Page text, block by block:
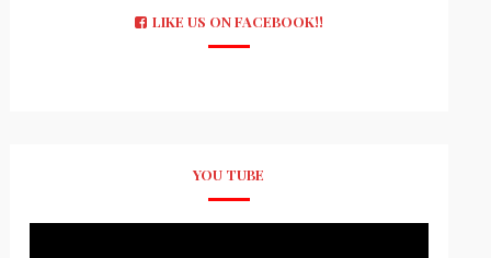
LIKE US ON FACEBOOK!!
YOU TUBE